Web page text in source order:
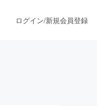
ログイン/新規会員登録